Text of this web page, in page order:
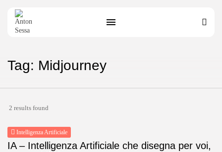
Tag: Midjourney
2 results found
Intelligenza Artificiale
IA – Intelligenza Artificiale che disegna per voi,